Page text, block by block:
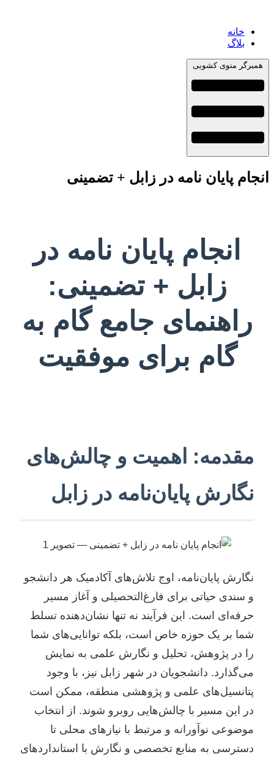
خانه
بلاگ
منوی کشویی
پایان نامه در زابل + تضمینی
انجام پایان نامه در
زابل + تضمینی:
راهنمای جامع گام به
گام برای موفقیت
مقدمه: اهمیت و چالش‌های
نگارش پایان‌نامه در زابل
نگارش پایان‌نامه، اوج تلاش‌های آکادمیک هر دانشجو
و سندی حیاتی برای فارغ‌التحصیلی و آغاز مسیر
حرفه‌ای است. این فرآیند نه تنها نشان‌دهنده تسلط
شما بر یک حوزه خاص است، بلکه توانایی‌های شما
را در پژوهش، تحلیل و نگارش علمی به نمایش
می‌گذارد. دانشجویان در شهر زابل نیز، با وجود
پتانسیل‌های علمی و پژوهشی منطقه، ممکن است
در این مسیر با چالش‌هایی روبرو شوند. از انتخاب
موضوعی نوآورانه و مرتبط با نیازهای محلی تا
دسترسی به منابع تخصصی و نگارش با استانداردهای